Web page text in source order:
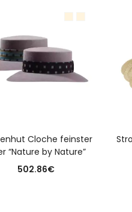
Cloche feinster
“Nature by Nature”
502.86€